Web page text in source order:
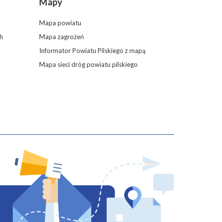
Mapa powiatu
Mapa zagrożeń
Informator Powiatu Pilskiego z mapą
Mapa sieci dróg powiatu pilskiego